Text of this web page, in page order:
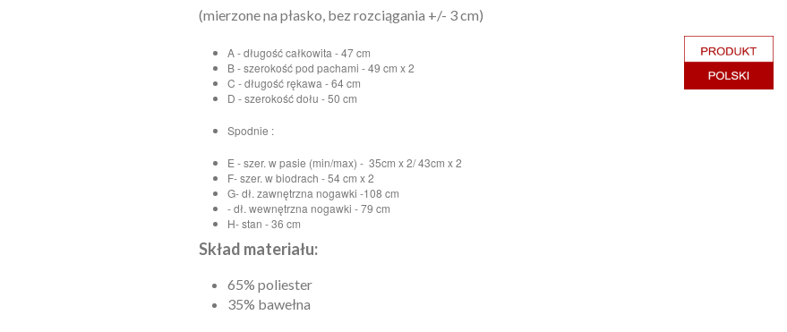
(mierzone na płasko, bez rozciągania +/- 3 cm)
A - długość całkowita - 47 cm
B - szerokość pod pachami - 49 cm x 2
C - długość rękawa - 64 cm
D - szerokość dołu - 50 cm
Spodnie :
E - szer. w pasie (min/max) - 35cm x 2/ 43cm x 2
F- szer. w biodrach - 54 cm x 2
G- dł. zawnętrzna nogawki -108 cm
- dł. wewnętrzna nogawki - 79 cm
H- stan - 36 cm
Skład materiału:
65% poliester
35% bawełna